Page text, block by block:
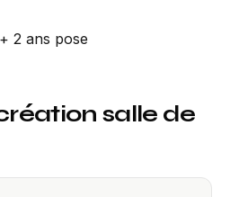
2 ans pose
salle de